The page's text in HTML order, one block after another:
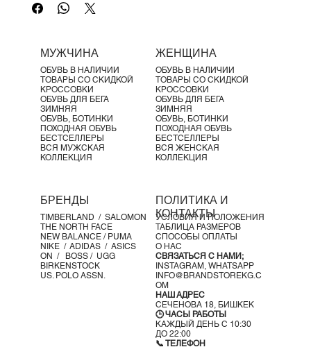
носки. Обновлённая амортизация и поддержка делают
Современный и выразительный дизайн
Улучшенная посадка и комфорт при надевании
Speedboard® в зоне пятки для поддержки и фиксации
Стабилизированная пяточная подушка для
дополнительной устойчивости
Плавный перекат благодаря перепаду 14 мм
Материалы:
Верх: переработанный полиэстер и эластан
Пена Zero-Gravity с био-компонентами
264,2 г
МУЖЧИНА
ОБУВЬ В НАЛИЧИИ
ТОВАРЫ СО СКИДКОЙ
КРОССОВКИ
ОБУВЬ ДЛЯ БЕГА
ЗИМНЯЯ
ОБУВЬ, БОТИНКИ
ПОХОДНАЯ ОБУВЬ
БЕСТСЕЛЛЕРЫ
ВСЯ МУЖСКАЯ
КОЛЛЕКЦИЯ
ЖЕНЩИНА
ОБУВЬ В НАЛИЧИИ
ТОВАРЫ СО СКИДКОЙ
КРОССОВКИ
ОБУВЬ ДЛЯ БЕГА
ЗИМНЯЯ
ОБУВЬ, БОТИНКИ
ПОХОДНАЯ ОБУВЬ
БЕСТСЕЛЛЕРЫ
ВСЯ ЖЕНСКАЯ
КОЛЛЕКЦИЯ
БРЕНДЫ
TIMBERLAND / SALOMON
THE NORTH FACE
NEW BALANCE / PUMA
NIKE / ADIDAS / ASICS
ON / BOSS / UGG
BIRKENSTOCK
US. POLO ASSN.
ПОЛИТИКА И
КОНТАКТЫ
УСЛОВИЯ И ПОЛОЖЕНИЯ
ТАБЛИЦА РАЗМЕРОВ
СПОСОБЫ ОПЛАТЫ
О НАС
СВЯЗАТЬСЯ С НАМИ;
INSTAGRAM, WHATSAPP
INFO@BRANDSTOREKG.C
OM
НАШ АДРЕС
СЕЧЕНОВА 18, БИШКЕК
🕒 ЧАСЫ РАБОТЫ
КАЖДЫЙ ДЕНЬ С 10:30
ДО 22:00
📞 ТЕЛЕФОН